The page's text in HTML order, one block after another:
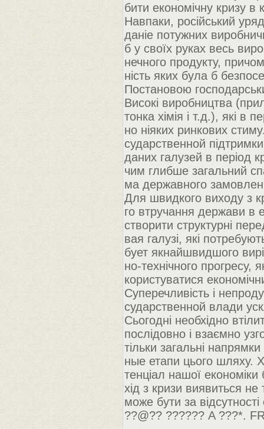
бити економічну кризу в
Навпаки, російський
даніе потужних
б у своїх руках весь
нечного продукту,
ність яких була б
Постановою
Високі виробництва
тонка хімія і т.д.), які в
но ніяких ринкових
сударственной
даних галузей в період
чим глибше загальний
ма державного
Для швидкого виходу з
го втручання держави в
створити структурні
вая галузі, які
бует якнайшвидшого
но-технічного прогресу,
користуватися
Суперечливість і
сударственной влади
Сьогодні необхідно
послідовно і взаємно
тільки загальні
ные етапи цього шляху.
тенціал нашої
хід з кризи виявиться
може бути за
??@?? ?????? A ???*.